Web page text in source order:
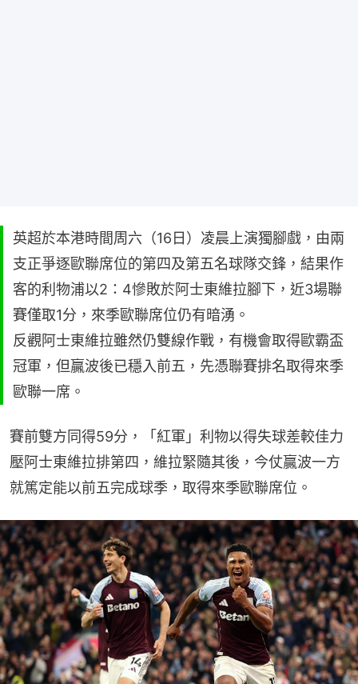
英超於本港時間周六（16日）凌晨上演獨腳戲，由兩
支正爭逐歐聯席位的第四及第五名球隊交鋒，結果作
客的利物浦以2：4慘敗於阿士東維拉腳下，近3場聯
賽僅取1分，來季歐聯席位仍有暗湧。
反觀阿士東維拉雖然仍雙線作戰，有機會取得歐霸盃
冠軍，但贏波後已穩入前五，先憑聯賽排名取得來季
歐聯一席。
賽前雙方同得59分，「紅軍」利物以得失球差較佳力
壓阿士東維拉排第四，維拉緊隨其後，今仗贏波一方
就篤定能以前五完成球季，取得來季歐聯席位。